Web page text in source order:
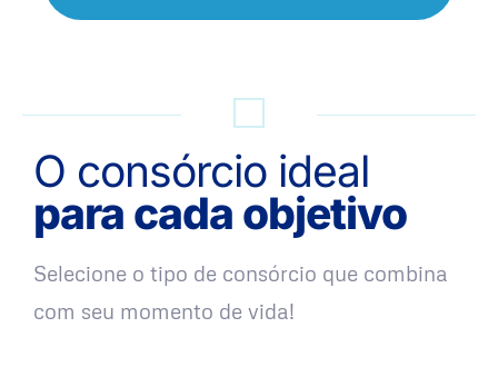
O consórcio ideal
para cada objetivo
Selecione o tipo de consórcio que combina
com seu momento de vida!